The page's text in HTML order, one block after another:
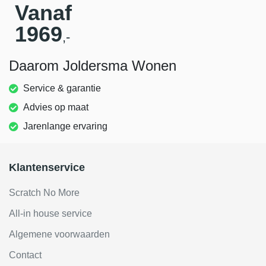
Vanaf
1969,-
Daarom Joldersma Wonen
Service & garantie
Advies op maat
Jarenlange ervaring
Klantenservice
Scratch No More
All-in house service
Algemene voorwaarden
Contact